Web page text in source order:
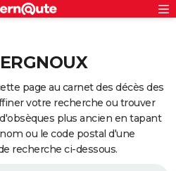
page au carnet des décès des
votre recherche ou trouver
plus ancien en tapant
ou le code postal d'une
recherche ci-dessous.